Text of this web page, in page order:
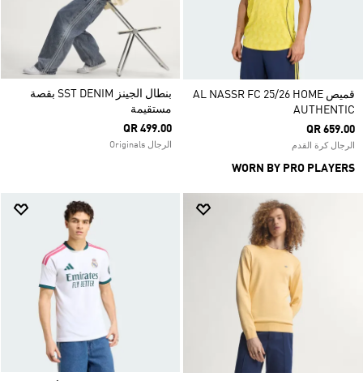
قميص AL NASSR FC 25/26 HOME
AUTHENTIC
QR 659.00
الرجال كرة القدم
WORN BY PRO PLAYERS
بنطال الجينز SST DENIM بقصة
مستقيمة
QR 499.00
الرجال Originals